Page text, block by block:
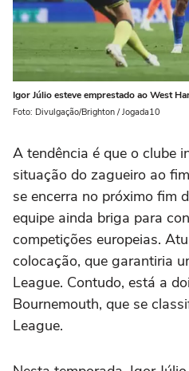
Igor Júlio esteve emprestado ao West
Foto: Divulgação/Brighton / Jogada10
A tendência é que o clube
situação do zagueiro ao
se encerra no próximo fim
equipe ainda briga para
competições europeias.
colocação, que garantiria
League. Contudo, está a
Bournemouth, que se
League.